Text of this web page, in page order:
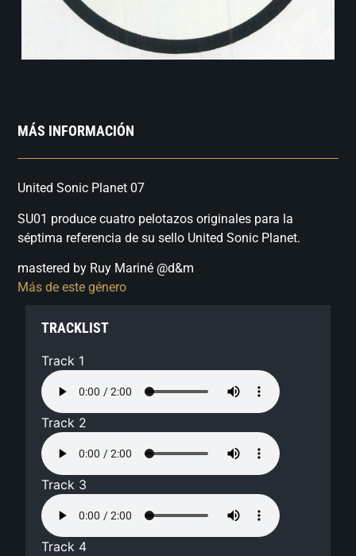
MÁS INFORMACIÓN
United Sonic Planet 07
SU01 produce cuatro pelotazos originales para la
séptima referencia de su sello United Sonic Planet.
mastered by Ruy Mariné @d&m
Más de este género
TRACKLIST
Track 1
Track 2
Track 3
Track 4